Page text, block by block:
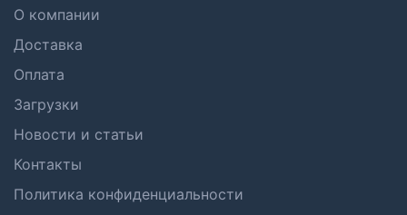
О компании
Доставка
Оплата
Загрузки
Новости и статьи
Контакты
Политика конфиденциальности